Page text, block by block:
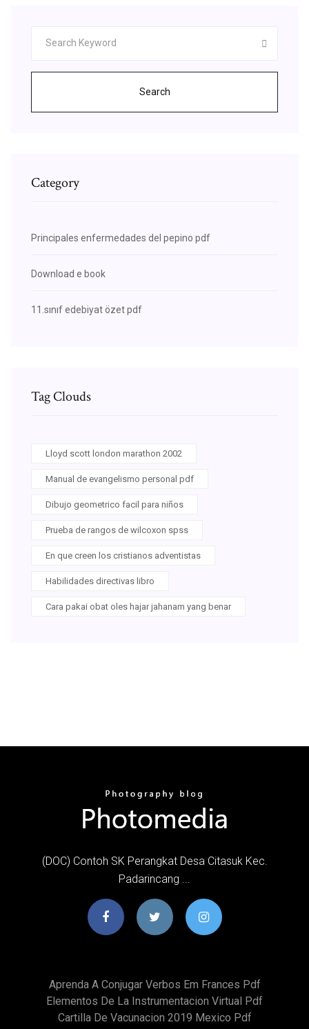
Search
Category
Principales enfermedades del pepino pdf
Download e book
11.sınıf edebiyat özet pdf
Tag Clouds
Lloyd scott london marathon 2002
Manual de evangelismo personal pdf
Dibujo geometrico facil para niños
Prueba de rangos de wilcoxon spss
En que creen los cristianos adventistas
Habilidades directivas libro
Cara pakai obat oles hajar jahanam yang benar
(DOC) Contoh SK Perangkat Desa Citasuk Kec.
Padarincang ...
Aprenda A Conjugar Verbos Em Frances Pdf
Elementos De La Instrumentacion Virtual Pdf
Cartilla De Vacunacion 2019 Mexico Pdf